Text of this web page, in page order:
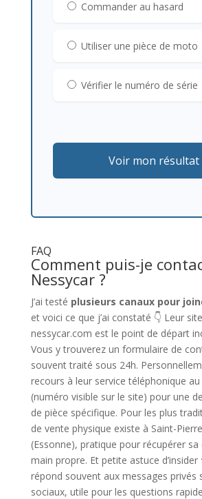
Commander au hasard
Utiliser une pièce de moto
Vérifier le numéro de série
Voir mon résultat
FAQ
Comment puis-je
Nessycar ?
J’ai testé plusieurs canaux pour
et voici ce que j’ai constaté 👇 Leur
nessycar.com est le point de départ
Vous y trouverez un formulaire de
souvent traité sous 24h.
recours à leur service téléphonique
(numéro visible sur le site) pour une
de pièce spécifique. Pour les plus
de vente physique existe à Saint-
(Essonne), pratique pour récupérer
main propre. Et petite astuce
répond souvent aux messages privés
sociaux, utile pour les questions